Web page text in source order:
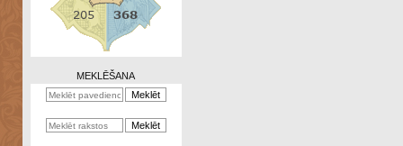
Zināšanu
MEKLĒŠANA